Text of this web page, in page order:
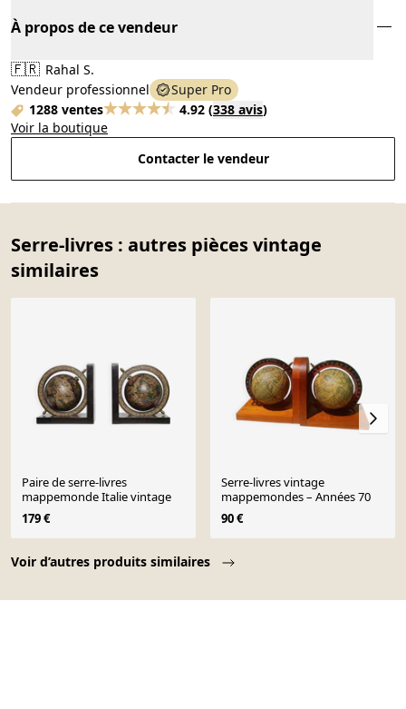
À propos de ce vendeur
🇫🇷 Rahal S.
Vendeur professionnel
Super Pro
1288 ventes
4.92 (338 avis)
Voir la boutique
Contacter le vendeur
Serre-livres : autres pièces vintage
similaires
Voir d’autres produits similaires
Paire de serre-livres
mappemonde Italie vintage
179 €
Serre-livres vintage
mappemondes – Années 70
90 €